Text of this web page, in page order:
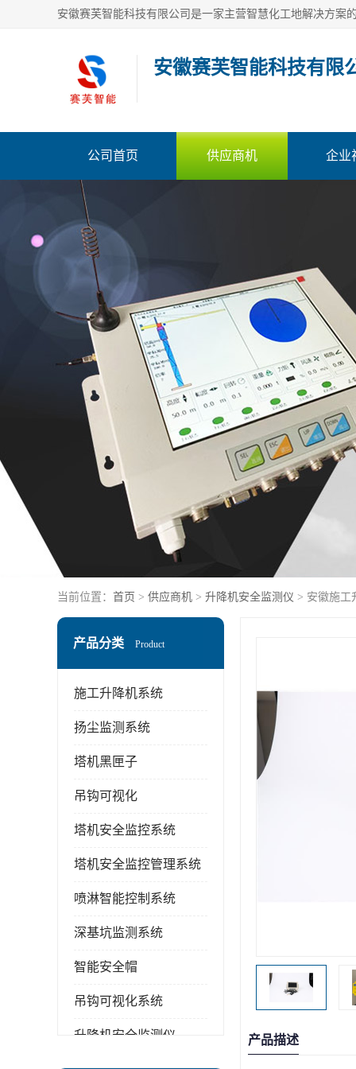
安徽赛芙智能科技有限
公司首页 供应商机 企业
当前位置： 首页 > 供应商机 > 升降机安全监测仪 > 安徽施工
产品分类 Product
施工升降机系统
扬尘监测系统
塔机黑匣子
吊钩可视化
塔机安全监控系统
塔机安全监控管理系统
喷淋智能控制系统
深基坑监测系统
智能安全帽
吊钩可视化系统
升降机安全监测仪 产品描述